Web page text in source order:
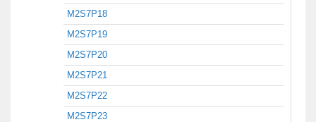
M2S7P18
M2S7P19
M2S7P20
M2S7P21
M2S7P22
M2S7P23